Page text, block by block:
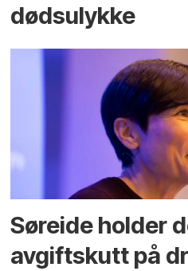
dødsulykke
Søreide holder
avgiftskutt på